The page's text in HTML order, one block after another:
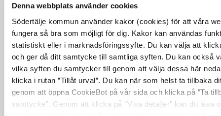
Denna webbplats använder cookies
Södertälje kommun använder kakor (cookies) för att våra
fungera så bra som möjligt för dig. Kakor kan användas
statistiskt eller i marknadsföringssyfte. Du kan välja att
och ger då ditt samtycke till samtliga syften. Du kan också
vilka syften du samtycker till genom att välja dessa här
klicka i rutan ”Tillåt urval”. Du kan när som helst ta tillbaka
genom att öppna CookieBot på vår sida och klicka på ”Ta
samtycke”. Genom att klicka på "Visa detaljer" kan du läsa
rickard.sundbom@sodertalje.se
Helene Andersson, pressekreterare, 08-523 066
helene.p.andersson@sodertalje.se
Med vänliga hälsningar
Södertälje kommun
info@sodertalje.se